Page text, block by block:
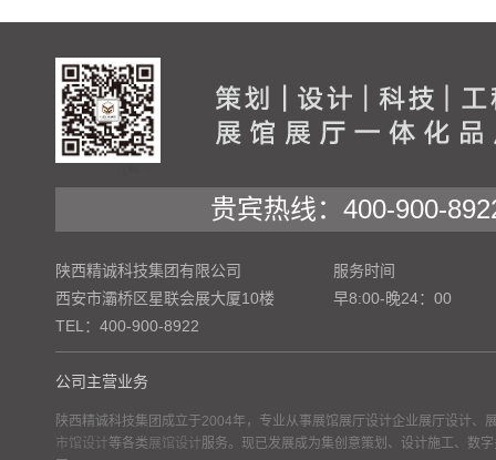
贵宾热线：400-900-
陕西精诚科技集团有限公司
西安市灞桥区星联会展大厦10楼
TEL：400-900-8922
服务时间
早8:00-晚24：00
公司主营业务
陕西精诚科技集团成立于2004年，专业从事展馆展厅设计企业展厅设计、
市馆设计等各类 展馆设计 服务。现已发展成为集创意策划、设计施工、数